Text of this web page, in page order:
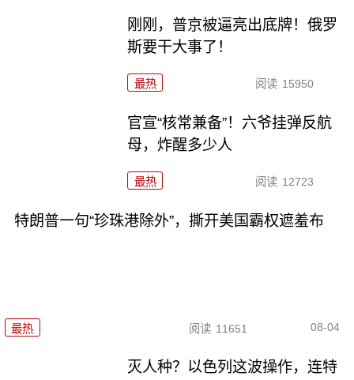
刚刚，普京被逼亮出底牌！俄罗
斯要干大事了！
最热 阅读 15950
官宣“核常兼备”！六爷挂弹反航
母，炸醒多少人
最热 阅读 12723
特朗普一句“珍珠港除外”，撕开美国霸权遮羞布
最热 阅读 11651 08-04
灭人种？以色列这波操作，连特